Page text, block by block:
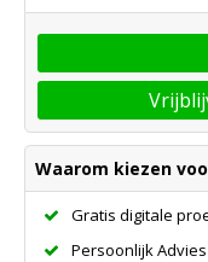
Waarom kiezen
Gratis digitale
Persoonlijk Advies